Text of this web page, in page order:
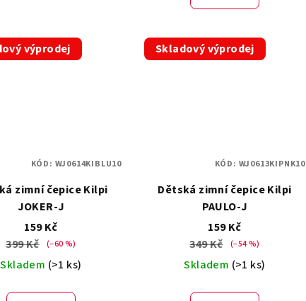
výprodej
zimní čepice Kilpi
JOKER-J
159 Kč
399 Kč
(–60 %)
Skladem (>1 ks)
KÓD: WJ0614KIBLU10
Skladový výprodej
Dětská zimní čepice Kilpi
PAULO-J
159 Kč
349 Kč
(–54 %)
Skladem (>1 ks)
KÓD: WJ0613KIPNK10